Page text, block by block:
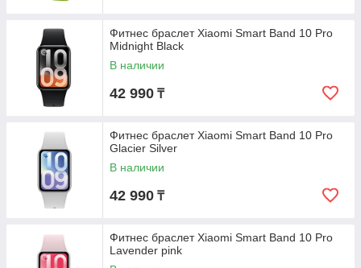
Фитнес браслет Xiaomi Smart Band 10 Pro
Midnight Black
В наличии
42 990 ₸
Фитнес браслет Xiaomi Smart Band 10 Pro
Glacier Silver
В наличии
42 990 ₸
Фитнес браслет Xiaomi Smart Band 10 Pro
Lavender pink